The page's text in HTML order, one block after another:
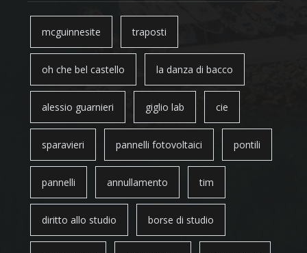
mcguinnesite traposti
oh che bel castello la danza di bacco
alessio guarnieri giglio lab cie
sparavieri pannelli fotovoltaici pontili
pannelli annullamento tim
diritto allo studio borse di studio